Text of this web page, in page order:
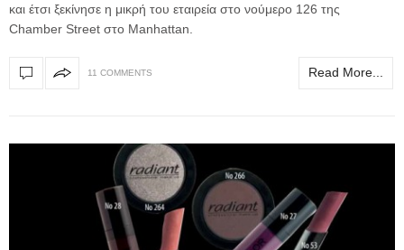
και έτσι ξεκίνησε η μικρή του εταιρεία στο νούμερο 126 της
Chamber Street στο Manhattan.
11 COMMENTS Read More...